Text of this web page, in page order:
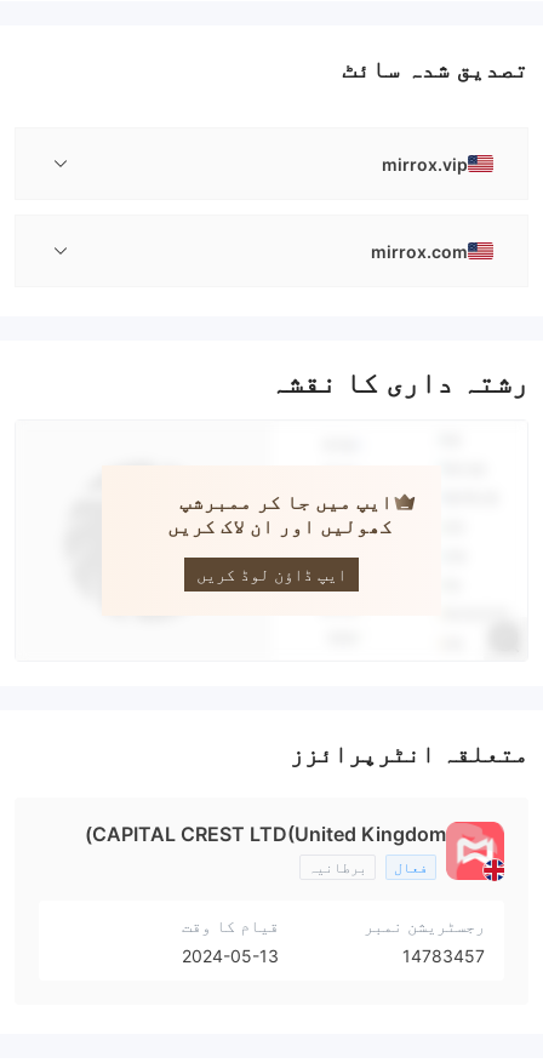
تصدیق شدہ سائٹ
mirrox.vip
mirrox.com
رشتہ داری کا نقشہ
ایپ میں جا کر ممبرشپ
کھولیں اور ان لاک کریں
ایپ ڈاؤن لوڈ کریں
mirrox
متعلقہ انٹرپرائزز
CAPITAL CREST LTD(United Kingdom)
فعال برطانیہ
رجسٹریشن نمبر
14783457
قیام کا وقت
2024-05-13